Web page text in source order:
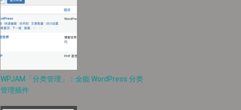
WPJAM「分类管理」：全能 WordPress 分类
管理插件